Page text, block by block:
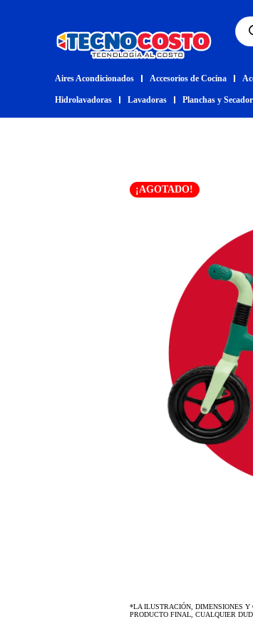
Aires Acondicionados Accesorios de Cocina
Hidrolavadoras Lavadoras Planchas y
¡AGOTADO!
*LA ILUSTRACIÓN, DIMENSIONES
PRODUCTO FINAL, CUALQUIER